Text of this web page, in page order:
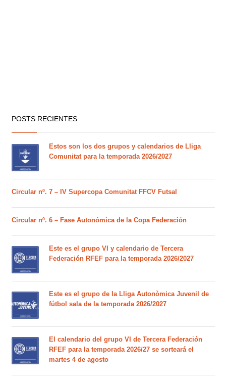
POSTS RECIENTES
Estos son los dos grupos y calendarios de Lliga
Comunitat para la temporada 2026/2027
Circular nº. 7 – IV Supercopa Comunitat FFCV Futsal
Circular nº. 6 – Fase Autonómica de la Copa Federación
Este es el grupo VI y calendario de Tercera
Federación RFEF para la temporada 2026/2027
Este es el grupo de la Lliga Autonòmica Juvenil de
fútbol sala de la temporada 2026/2027
El calendario del grupo VI de Tercera Federación
RFEF para la temporada 2026/27 se sorteará el
martes 4 de agosto